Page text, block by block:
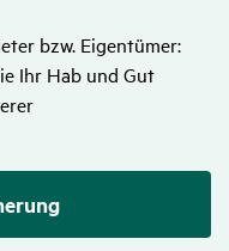
bzw. Eigentümer:
Ihr Hab und Gut